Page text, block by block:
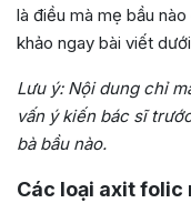
là điều mà mẹ bầu
khảo ngay bài viết
Lưu ý: Nội dung chỉ
vấn ý kiến bác sĩ
bà bầu nào.
Các loại axit folic